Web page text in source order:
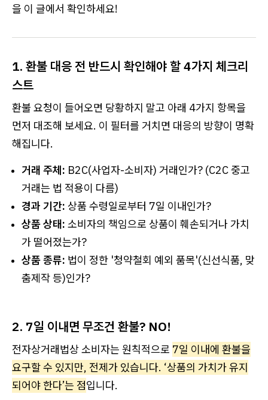
을 이 글에서 확인하세요!
1. 환불 대응 전 반드시 확인해야 할 4가지 체크리
스트
환불 요청이 들어오면 당황하지 말고 아래 4가지 항목을
먼저 대조해 보세요. 이 필터를 거치면 대응의 방향이 명확
해집니다.
거래 주체: B2C(사업자-소비자) 거래인가? (C2C 중고
거래는 법 적용이 다름)
경과 기간: 상품 수령일로부터 7일 이내인가?
상품 상태: 소비자의 책임으로 상품이 훼손되거나 가치
가 떨어졌는가?
상품 종류: 법이 정한 '청약철회 예외 품목'(신선식품, 맞
춤제작 등)인가?
2. 7일 이내면 무조건 환불? NO!
전자상거래법상 소비자는 원칙적으로 7일 이내에 환불을
요구할 수 있지만, 전제가 있습니다. ‘상품의 가치가 유지
되어야 한다’는 점입니다.